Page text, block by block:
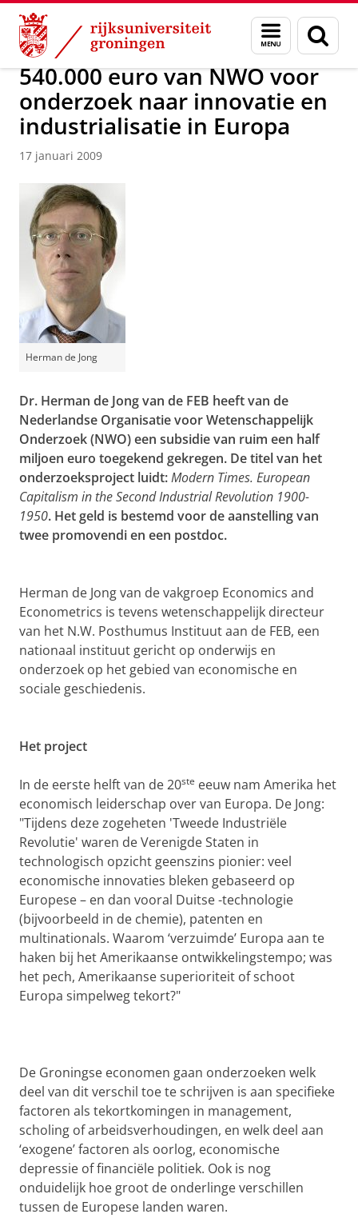
Skip
Content
Skip
Navigation
Menu
en
zoeken
Over ons Actueel Nieuws Nieuwsberichten
540.000 euro van NWO voor
onderzoek naar innovatie en
industrialisatie in Europa
17 januari 2009
Herman de Jong
Dr. Herman de Jong van de FEB heeft van de
Nederlandse Organisatie voor Wetenschappelijk
Onderzoek (NWO) een subsidie van ruim een half
miljoen euro toegekend gekregen. De titel van het
onderzoeksproject luidt:Modern Times. European
Capitalism in the Second Industrial Revolution 1900-
1950. Het geld is bestemd voor de aanstelling van
twee promovendi en een postdoc.
Herman de Jong van de vakgroep Economics and
Econometrics is tevens wetenschappelijk directeur
van het N.W. Posthumus Instituut aan de FEB, een
nationaal instituut gericht op onderwijs en
onderzoek op het gebied van economische en
sociale geschiedenis.
Het project
In de eerste helft van de 20ste eeuw nam Amerika het
economisch leiderschap over van Europa. De Jong:
"Tijdens deze zogeheten 'Tweede Industriële
Revolutie' waren de Verenigde Staten in
technologisch opzicht geenszins pionier: veel
economische innovaties bleken gebaseerd op
Europese – en dan vooral Duitse -technologie
(bijvoorbeeld in de chemie), patenten en
multinationals. Waarom ‘verzuimde’ Europa aan te
haken bij het Amerikaanse ontwikkelingstempo; was
het pech, Amerikaanse superioriteit of schoot
Europa simpelweg tekort?"
De Groningse economen gaan onderzoeken welk
deel van dit verschil toe te schrijven is aan specifieke
factoren als tekortkomingen in management,
scholing of arbeidsverhoudingen, en welk deel aan
‘exogene’ factoren als oorlog, economische
depressie of financiële politiek. Ook is nog
onduidelijk hoe groot de onderlinge verschillen
tussen de Europese landen waren.